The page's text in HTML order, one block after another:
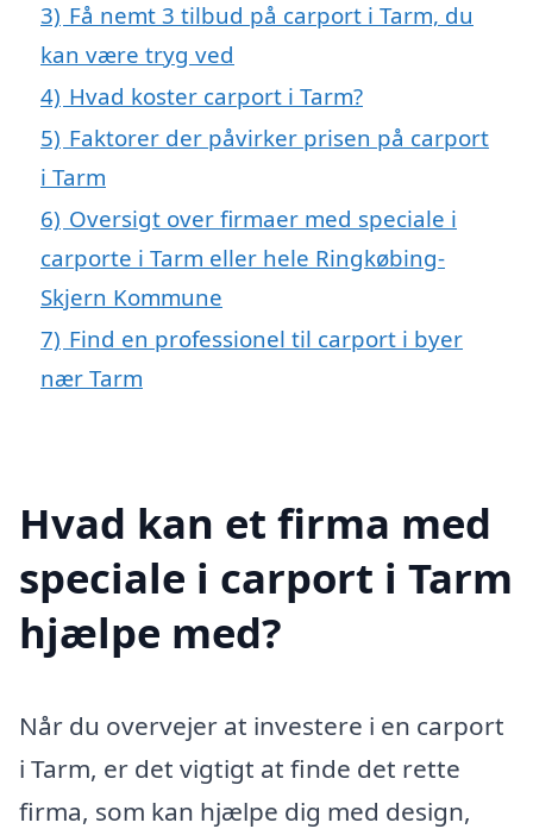
3) Få nemt 3 tilbud på carport i Tarm, du
kan være tryg ved
4) Hvad koster carport i Tarm?
5) Faktorer der påvirker prisen på carport
i Tarm
6) Oversigt over firmaer med speciale i
carporte i Tarm eller hele Ringkøbing-
Skjern Kommune
7) Find en professionel til carport i byer
nær Tarm
Hvad kan et firma med
speciale i carport i Tarm
hjælpe med?
Når du overvejer at investere i en carport
i Tarm, er det vigtigt at finde det rette
firma, som kan hjælpe dig med design,